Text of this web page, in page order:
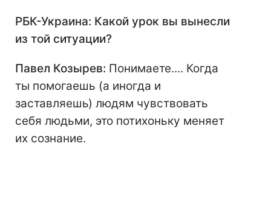
РБК-Украина: Какой урок вы вынесли
из той ситуации?
Павел Козырев: Понимаете.... Когда
ты помогаешь (а иногда и
заставляешь) людям чувствовать
себя людьми, это потихоньку меняет
их сознание.